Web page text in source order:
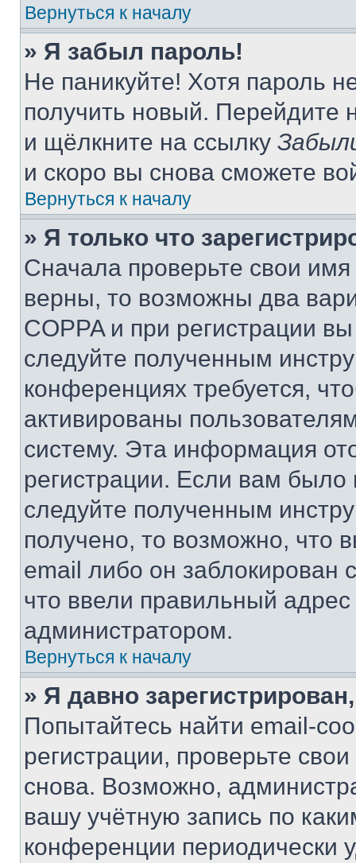
Вернуться к началу
» Я забыл пароль!
Не паникуйте! Хотя пароль
получить новый. Перейдите
и щёлкните на ссылку
и скоро вы снова сможете
Вернуться к началу
» Я только что
Сначала проверьте свои
верны, то возможны два
COPPA и при регистрации
следуйте полученным
конференциях требуется,
активированы
систему. Эта информация
регистрации. Если вам
следуйте полученным
получено, то возможно, что
email либо он
что ввели правильный адрес
администратором.
Вернуться к началу
» Я давно
Попытайтесь найти email-
регистрации, проверьте
снова. Возможно,
вашу учётную запись по
конференции периодически